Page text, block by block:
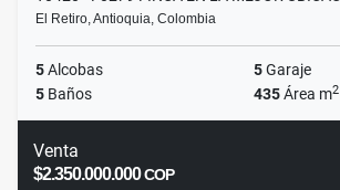
El Retiro, Antioquia, Colombia
5Alcobas 5Garaje
5 Baños 435Área m2
Venta
$2.350.000.000COP